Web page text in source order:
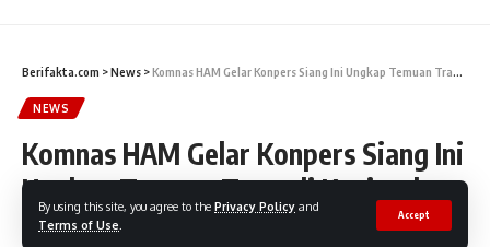
By using this site, you agree to the Privacy Policy and
Terms of Use
Accept
Berifakta.com >News >Komnas HAM Gelar Konpers Siang Ini Ungkap Temuan Tragedi Kanjuruhan
NEWS
Komnas HAM Gelar Konpers Siang Ini
Ungkap Temuan Tragedi Kanjuruhan